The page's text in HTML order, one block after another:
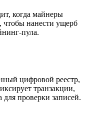
когда майнеры
нанести ущерб
пула.
цифровой реестр,
транзакции,
для проверки записей.